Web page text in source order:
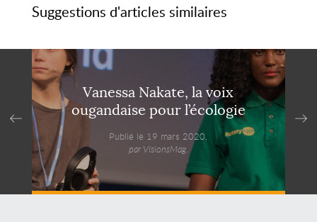
Suggestions d'articles similaires
Vanessa Nakate, la voix
ougandaise pour l’écologie
Publié le 19 mars 2020,
par VisionsMag.